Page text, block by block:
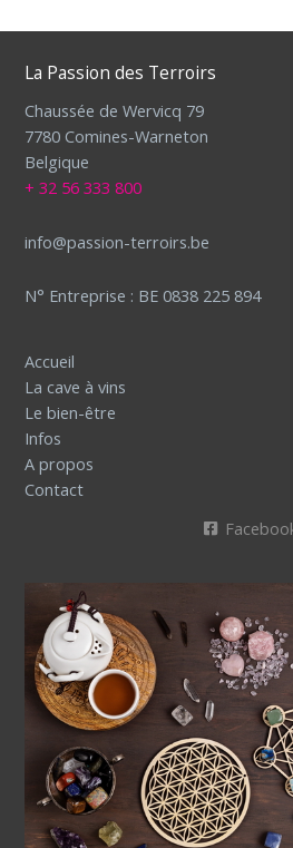
La Passion des Terroirs
Chaussée de Wervicq 79
7780 Comines-Warneton
Belgique
+ 32 56 333 800
info@passion-terroirs.be
N° Entreprise : BE 0838 225 894
Accueil
La cave à vins
Le bien-être
Infos
A propos
Contact